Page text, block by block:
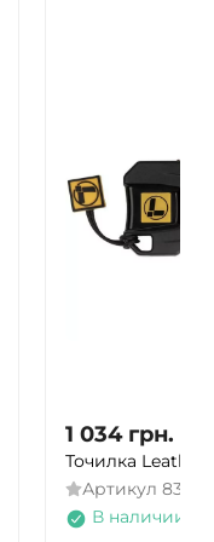
1 034 грн.
Точилка
Артикул
В наличии